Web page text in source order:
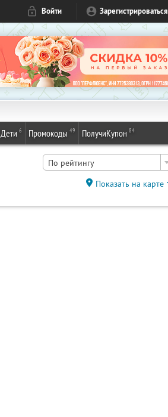
Войти Зарегистрироваться
Дети 6 Промокоды 49 ПолучиКупон 84
По рейтингу
Показать на карте